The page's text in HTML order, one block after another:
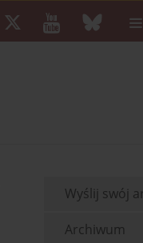
Wyślij swój
Archiwum